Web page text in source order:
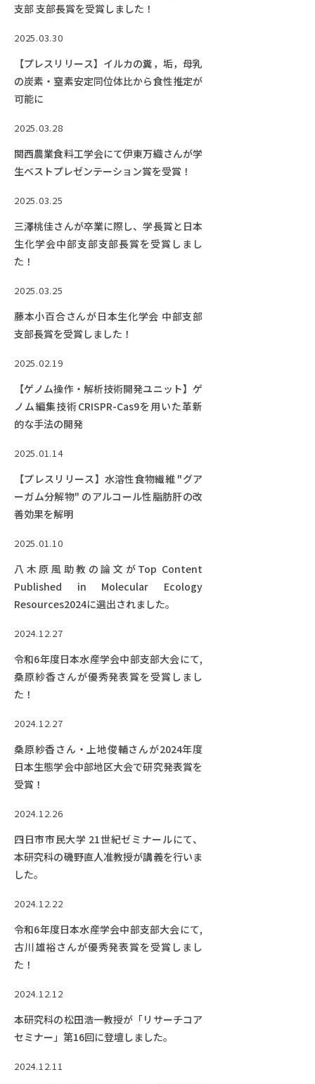
支部 支部長賞を受賞しました！
2025.03.30
【プレスリリース】イルカの糞，垢，母乳
の炭素・窒素安定同位体比から食性推定が
可能に
2025.03.28
関西農業食料工学会にて伊東万織さんが学
生ベストプレゼンテーション賞を受賞！
2025.03.25
三澤桃佳さんが卒業に際し、学長賞と日本
生化学会中部支部支部長賞を受賞しまし
た！
2025.03.25
藤本小百合さんが日本生化学会 中部支部
支部長賞を受賞しました！
2025.02.19
【ゲノム操作・解析技術開発ユニット】ゲ
ノム編集技術CRISPR-Cas9を用いた革新
的な手法の開発
2025.01.14
【プレスリリース】水溶性食物繊維 "グア
ーガム分解物" のアルコール性脂肪肝の改
善効果を解明
2025.01.10
八木原風助教の論文がTop Content
Published in Molecular Ecology
Resources2024に選出されました。
2024.12.27
令和6年度日本水産学会中部支部大会にて,
桑原紗香さんが優秀発表賞を受賞しまし
た！
2024.12.27
桑原紗香さん・上地俊輔さんが2024年度
日本生態学会中部地区大会で研究発表賞を
受賞！
2024.12.26
四日市市民大学 21世紀ゼミナールにて、
本研究科の磯野直人准教授が講義を行いま
した。
2024.12.22
令和6年度日本水産学会中部支部大会にて,
古川雄裕さんが優秀発表賞を受賞しまし
た！
2024.12.12
本研究科の松田浩一教授が「リサーチコア
セミナー」第16回に登壇しました。
2024.12.11